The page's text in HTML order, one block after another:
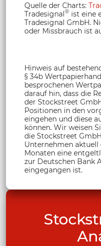
Quelle der Charts:
Tradesignal® ist eine
Tradesignal GmbH.
oder Missbrauch ist
Hinweis auf
§ 34b
besprochenen
darauf hin, dass die
der Stockstreet
Positionen in den
eingehen und diese
können. Wir weisen
die Stockstreet
Unternehmen
Monaten eine
zur Deutschen Bank
eingegangen ist.